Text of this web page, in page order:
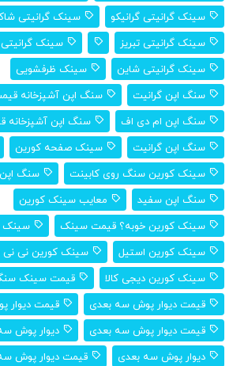
سینک گرانیتی گرانیکو
سینک گرانیتی شاک
سینک گرانیتی تبریز
سینک گرانیتی
سینک گرانیتی شاین
سینک ظرفشویی
سنگ اپن گرانیت
سنگ اپن آشپزخانه قیمت
سنگ اپن ام دی اف
سنگ اپن آشپزخانه
سنگ اپن گرانیت
سینک صفحه کورین
سینک کورین سنگ روی کابینت
سنگ اپن
سنگ اپن سفید
معایب سینک کورین
سینک کورین خوبه؟ قیمت سینک
سینک
سینک کورین استیل
سینک کورین نی نی
سینک کورین دیجی کالا
قیمت سینک سنگ
قیمت دیوار پوش سه بعدی
قیمت دیوار
قیمت دیوار پوش سه بعدی
دیوار پوش سه
دیوار پوش سه بعدی
قیمت دیوار پوش سه